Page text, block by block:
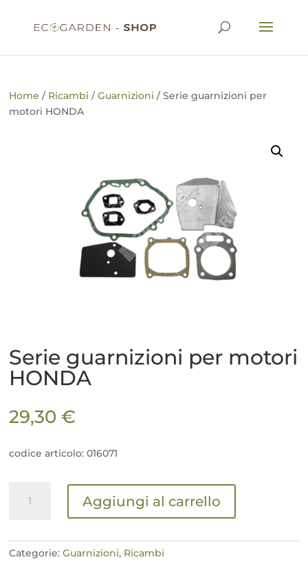
Home / Ricambi /Guarnizioni / Serie guarnizioni per
motori HONDA
Serie guarnizioni per motori
HONDA
29,30€
codice articolo: 016071
guarnizioni
HONDA
Aggiungi al carrello
Categorie:Guarnizioni, Ricambi